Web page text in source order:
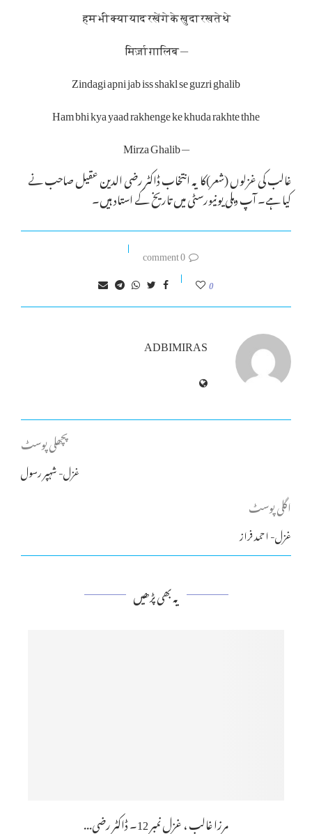
हम भी क्या याद रखेंगे के ख़ुदा रखते थे
— मिर्ज़ा ग़ालिब
Zindagi apni jab iss shakl se guzri ghalib
Ham bhi kya yaad rakhenge ke khuda rakhte thhe
— Mirza Ghalib
غالب کی غزلوں (شعر)کا یہ انتخاب ڈاکٹر رضی الدین عقیل صاحب نے
کیا ہے۔ آپ دہلی یونیورسٹی میں تاریخ کے استاد ہیں۔
0 comment
0
ADBIMIRAS
پچھلی پوسٹ
غزل- شہپر رسول
اگلی پوسٹ
غزل- احمد فراز
یہ بھی پڑھیں
مرزا غالب ، غزل نمبر 12۔ ڈاکٹر رضی...